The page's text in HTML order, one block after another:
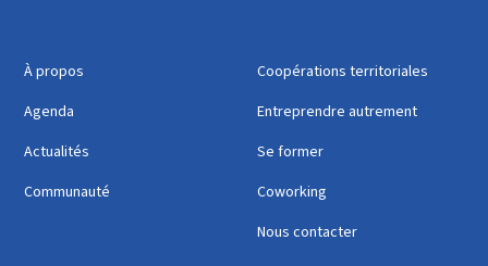
À propos
Agenda
Actualités
Communauté
Coopérations territoriales
Entreprendre autrement
Se former
Coworking
Nous contacter